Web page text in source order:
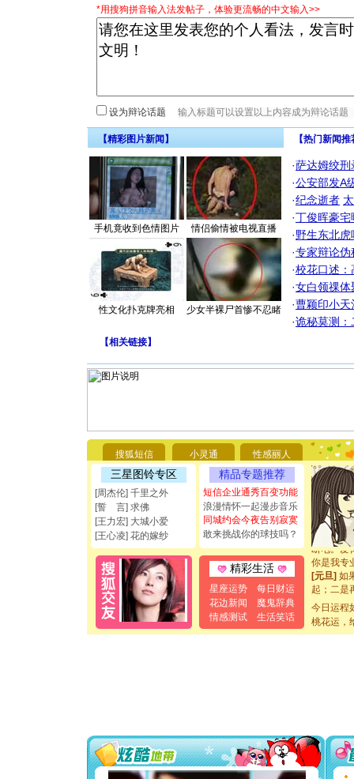
*用搜狗拼音输入法发帖子，体验更流畅的中文输入>>
设为辩论话题
【精彩图片新闻】
手机竟收到色情图片 情侣偷情被电视直播
性文化扑克牌亮相 少女半裸尸首惨不忍睹
【热门新闻
·萨达姆绞刑
·公安部发A
·纪念逝者
·丁俊晖豪
·野生东北
·专家辩论伪
·校花口述：
·女白领祼体
·曹颖印小天
·诡秘莫测：
【相关链接】
搜狐短信 小灵通 性感丽人
三星图铃专区
[周杰伦] 千里之外
[誓 言] 求佛
[王力宏] 大城小爱
[王心凌] 花的嫁纱
精品专题推荐
短信企业通秀百变功能
浪漫情怀一起漫步音乐
同城约会今夜告别寂寞
敢来挑战你的球技吗？
精彩生活
星座运势
每日财运
花边新闻
魔鬼辞典
情感测试
生活笑话
要平安
[圣诞节]
能正大光
都要快乐
[圣诞节]
如意,快
[元旦]看
断电。爱
你是我专
[元旦]如
起；二是
离。水晶
[元旦]当
泣，这痛
卖了。水
你太多，
要平安
[圣诞节]
今日运程
桃花运，